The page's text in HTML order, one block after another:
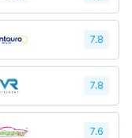
7.8
7.8
7.6